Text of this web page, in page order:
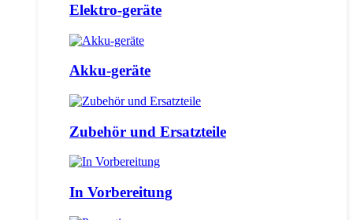
Elektro-geräte
Akku-geräte
Zubehör und Ersatzteile
In Vorbereitung